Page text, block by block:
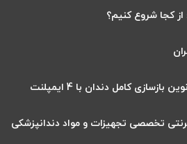
کجا شروع کنیم؟
تخصصی تجهیزات و مواد دندانپزشکی